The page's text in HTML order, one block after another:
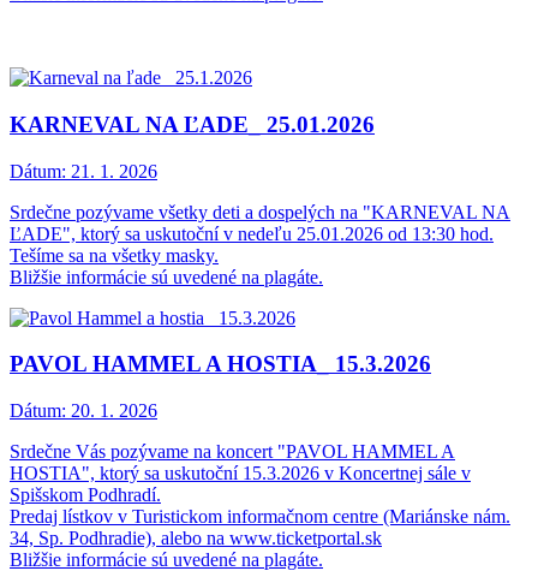
KARNEVAL NA ĽADE_ 25.01.2026
Dátum: 21. 1. 2026
Srdečne pozývame všetky deti a dospelých na "KARNEVAL NA
ĽADE", ktorý sa uskutoční v nedeľu 25.01.2026 od 13:30 hod.
Tešíme sa na všetky masky.
Bližšie informácie sú uvedené na plagáte.
PAVOL HAMMEL A HOSTIA_ 15.3.2026
Dátum: 20. 1. 2026
Srdečne Vás pozývame na koncert "PAVOL HAMMEL A
HOSTIA", ktorý sa uskutoční 15.3.2026 v Koncertnej sále v
Spišskom Podhradí.
Predaj lístkov v Turistickom informačnom centre (Mariánske nám.
34, Sp. Podhradie), alebo na www.ticketportal.sk
Bližšie informácie sú uvedené na plagáte.